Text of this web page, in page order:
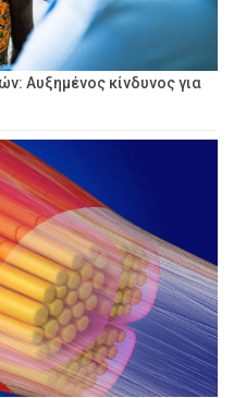
Αυξημένος κίνδυνος για